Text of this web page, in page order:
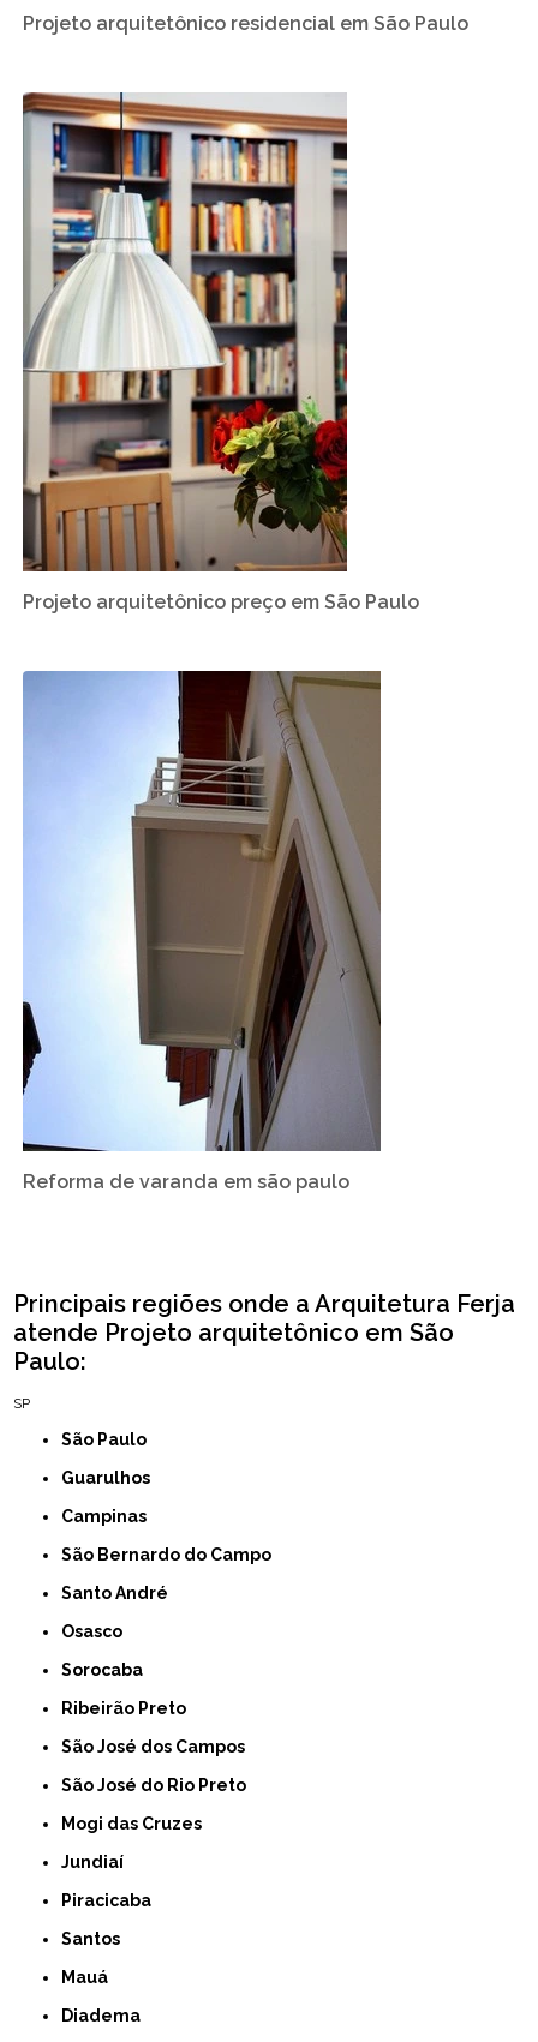
Projeto arquitetônico residencial em São Paulo
Projeto arquitetônico preço em São Paulo
Reforma de varanda em são paulo
Principais regiões onde a Arquitetura Ferja
atende Projeto arquitetônico em São
Paulo:
SP
São Paulo
Guarulhos
Campinas
São Bernardo do Campo
Santo André
Osasco
Sorocaba
Ribeirão Preto
São José dos Campos
São José do Rio Preto
Mogi das Cruzes
Jundiaí
Piracicaba
Santos
Mauá
Diadema